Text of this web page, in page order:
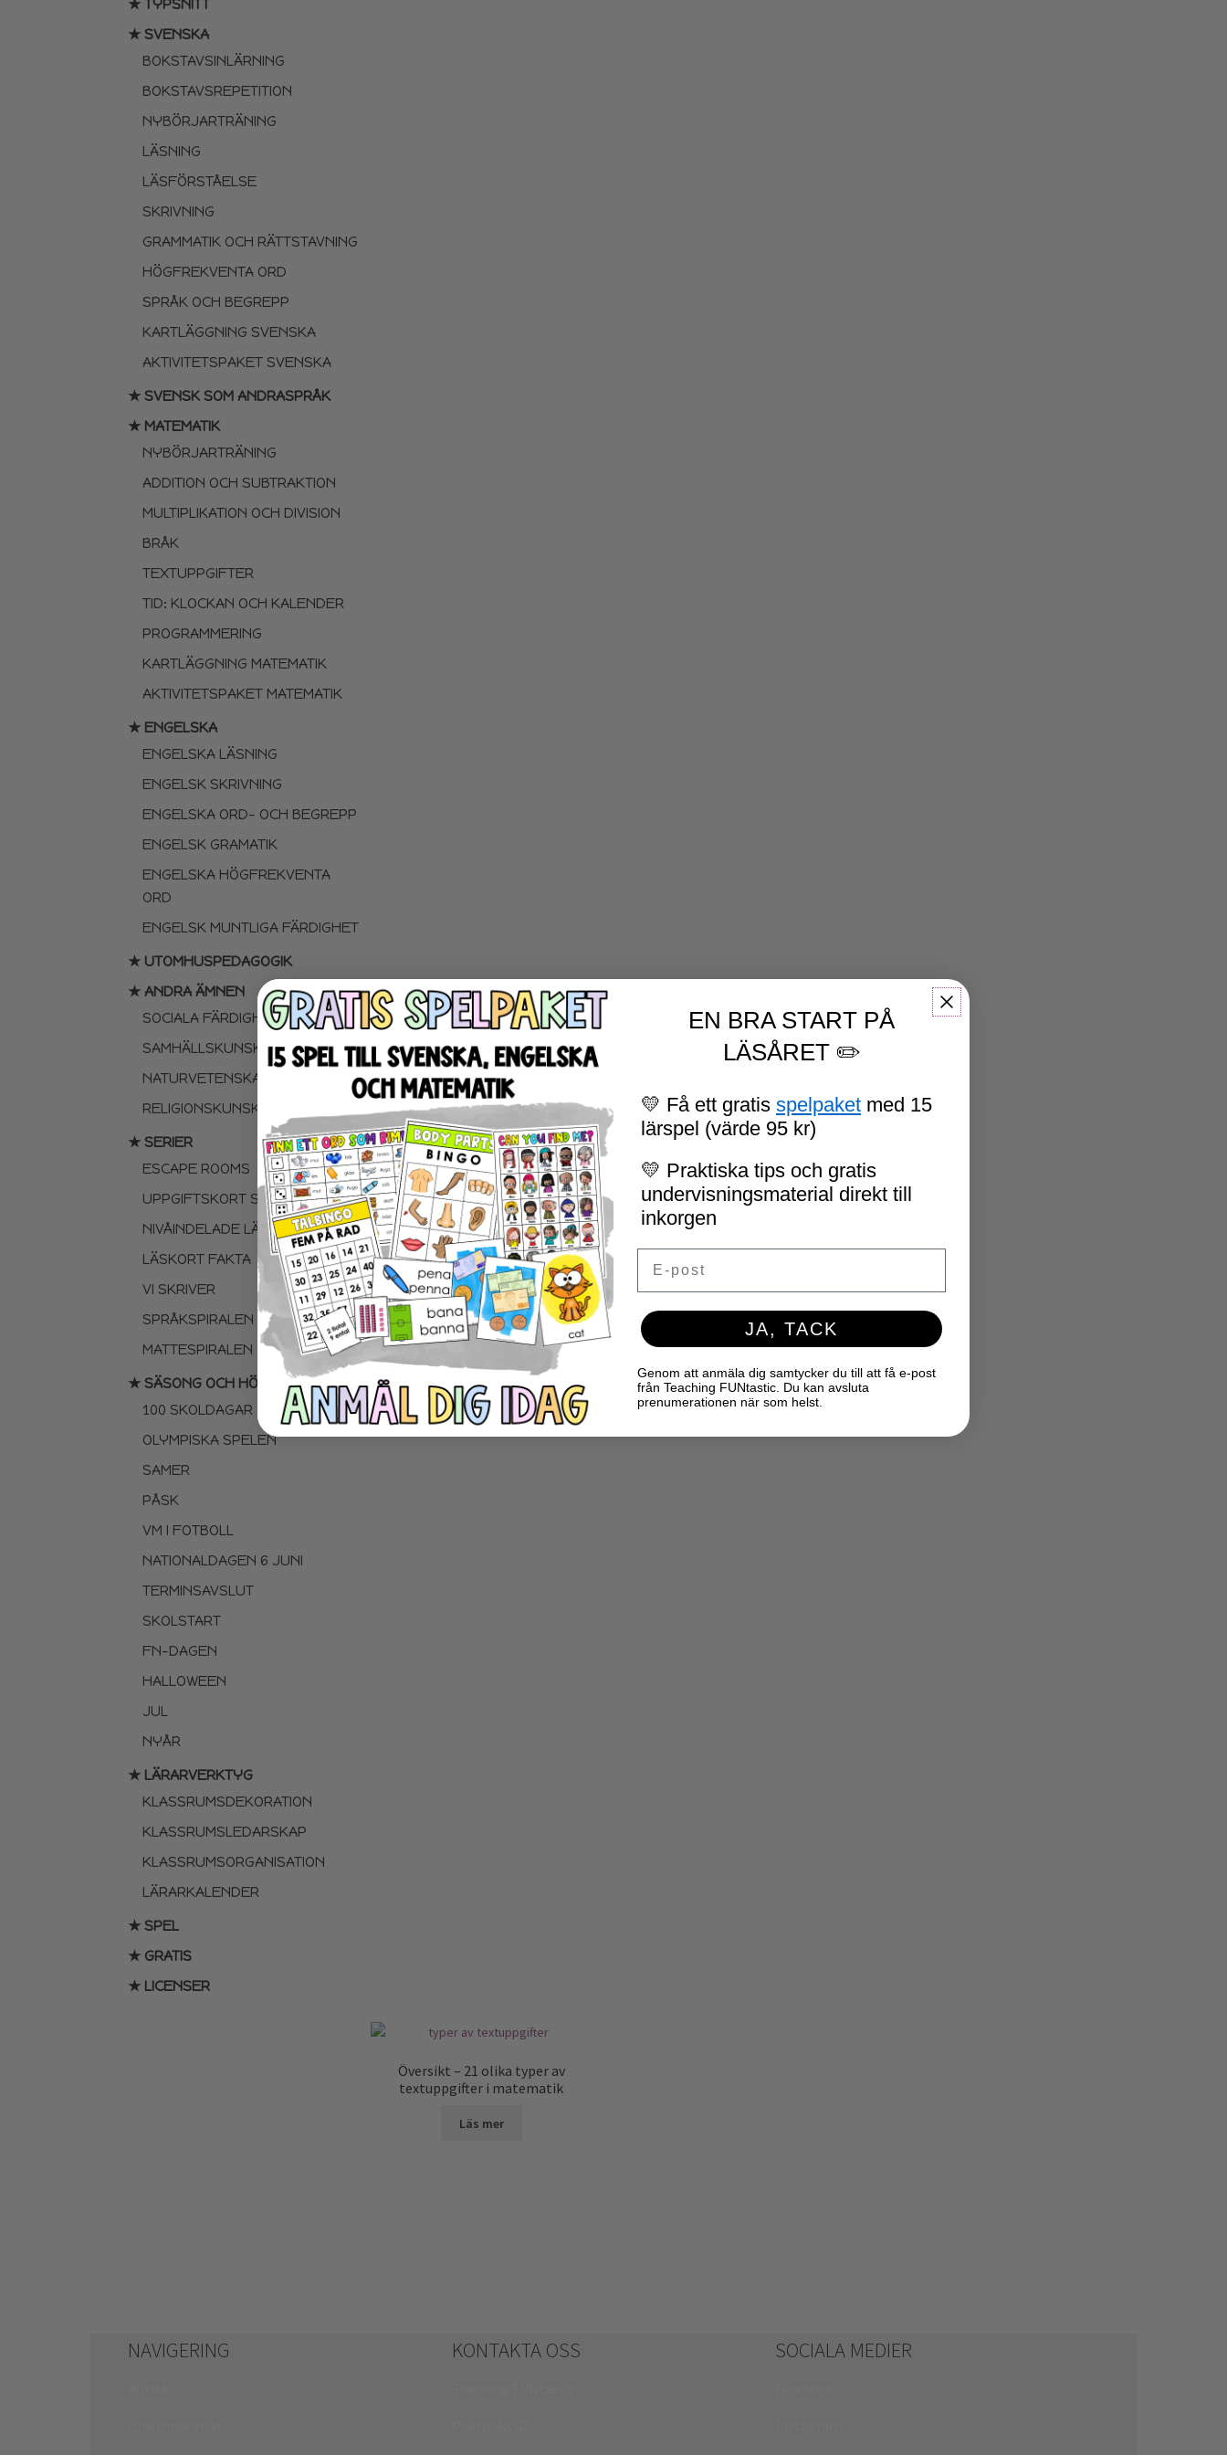
★ TYPSNITT
★ SVENSKA
BOKSTAVSINLÄRNING
BOKSTAVSREPETITION
NYBÖRJARTRÄNING
LÄSNING
LÄSFÖRSTÅELSE
SKRIVNING
GRAMMATIK OCH RÄTTSTAVNING
HÖGFREKVENTA ORD
SPRÅK OCH BEGREPP
KARTLÄGGNING SVENSKA
AKTIVITETSPAKET SVENSKA
★ SVENSK SOM ANDRASPRÅK
★ MATEMATIK
NYBÖRJARTRÄNING
ADDITION OCH SUBTRAKTION
MULTIPLIKATION OCH DIVISION
BRÅK
TEXTUPPGIFTER
TID: KLOCKAN OCH KALENDER
PROGRAMMERING
KARTLÄGGNING MATEMATIK
AKTIVITETSPAKET MATEMATIK
★ ENGELSKA
ENGELSKA LÄSNING
ENGELSK SKRIVNING
ENGELSKA ORD- OCH BEGREPP
ENGELSK GRAMATIK
ENGELSKA HÖGFREKVENTA
ORD
ENGELSK MUNTLIGA FÄRDIGHET
★ UTOMHUSPEDAGOGIK
★ ANDRA ÄMNEN
SOCIALA FÄRDIGHETER
SAMHÄLLSKUNSKAP
NATURVETENSKAP
RELIGIONSKUNSKAP
★ SERIER
ESCAPE ROOMS
UPPGIFTSKORT SVENSKA
NIVÅINDELADE LÄSTEXTER
LÄSKORT FAKTA
VI SKRIVER
SPRÅKSPIRALEN
MATTESPIRALEN
★ SÄSONG OCH HÖGTIDER
100 SKOLDAGAR
OLYMPISKA SPELEN
SAMER
PÅSK
VM I FOTBOLL
NATIONALDAGEN 6 JUNI
TERMINSAVSLUT
SKOLSTART
FN-DAGEN
HALLOWEEN
JUL
NYÅR
★ LÄRARVERKTYG
KLASSRUMSDEKORATION
KLASSRUMSLEDARSKAP
KLASSRUMSORGANISATION
LÄRARKALENDER
★ SPEL
★ GRATIS
★ LICENSER
Översikt – 21 olika typer av
textuppgifter i matematik
Läs mer
NAVIGERING KONTAKTA OSS SOCIALA MEDIER
EN BRA START PÅ
LÄSÅRET ✏️
💛 Få ett gratis spelpaket med 15
lärspel (värde 95 kr)
💛 Praktiska tips och gratis
undervisningsmaterial direkt till
inkorgen
JA, TACK
Genom att anmäla dig samtycker du till att få e-post
från Teaching FUNtastic. Du kan avsluta
prenumerationen när som helst.